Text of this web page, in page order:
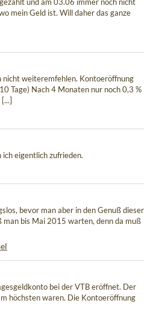
und am 03.06 immer noch nicht
mein Geld ist. Will daher das ganze
nicht weiteremfehlen. Kontoeröffnung
Tage) Nach 4 Monaten nur noch 0,3 %
ich eigentlich zufrieden.
bevor man aber in den Genuß dieser
man bis Mai 2015 warten, denn da muß
bei der VTB eröffnet. Der
höchsten waren. Die Kontoeröffnung